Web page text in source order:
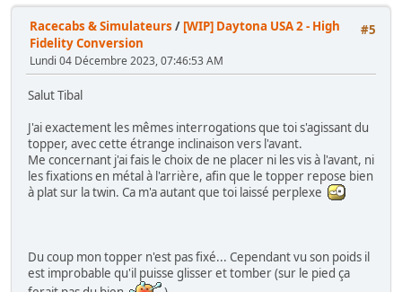
#5
Racecabs & Simulateurs / [WIP] Daytona USA 2 - High
Fidelity Conversion
Lundi 04 Décembre 2023, 07:46:53 AM
Salut Tibal
J'ai exactement les mêmes interrogations que toi s'agissant du
topper, avec cette étrange inclinaison vers l'avant.
Me concernant j'ai fais le choix de ne placer ni les vis à l'avant, ni
les fixations en métal à l'arrière, afin que le topper repose bien
à plat sur la twin. Ca m'a autant que toi laissé perplexe
Du coup mon topper n'est pas fixé... Cependant vu son poids il
est improbable qu'il puisse glisser et tomber (sur le pied ça